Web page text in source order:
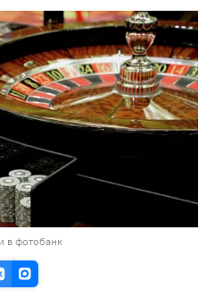
в фотобанк